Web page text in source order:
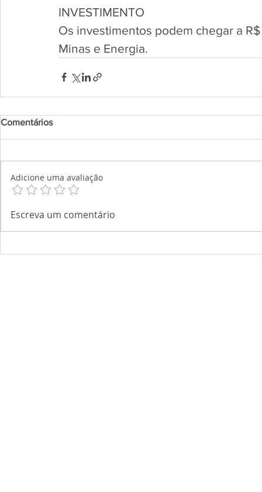
INVESTIMENTO
Os investimentos podem chegar a
Minas e Energia.
Comentários
Adicione uma avaliação
Escreva um comentário